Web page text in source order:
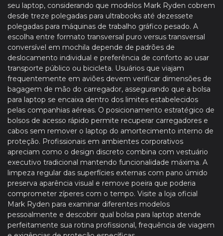
seu laptop, considerando que modelos Mark Ryden cobrem
desde treze polegadas para ultrabooks até dezessete
polegadas para máquinas de trabalho gráfico pesado. A
escolha entre formato transversal puro versus transversal
conversível em mochila depende de padrões de
deslocamento individual e preferência de conforto ao usar
transporte público ou bicicleta. Usuários que viajam
frequentemente em aviões devem verificar dimensões de
bagagem de mão do carregador, assegurando que a bolsa
para laptop se encaixa dentro dos limites estabelecidos
pelas companhias aéreas. O posicionamento estratégico de
bolsos de acesso rápido permite recuperar carregadores e
cabos sem remover o laptop do amortecimento interno de
proteção. Profissionais em ambientes corporativos
apreciam como o design discreto combina com vestuário
executivo tradicional mantendo funcionalidade máxima. A
limpeza regular das superfícies externas com pano úmido
preserva aparência visual e remove poeira que poderia
comprometer zíperes com o tempo. Visite a loja oficial
Mark Ryden para examinar diferentes modelos
pessoalmente e descobrir qual bolsa para laptop atende
perfeitamente sua rotina profissional, frequência de viagem